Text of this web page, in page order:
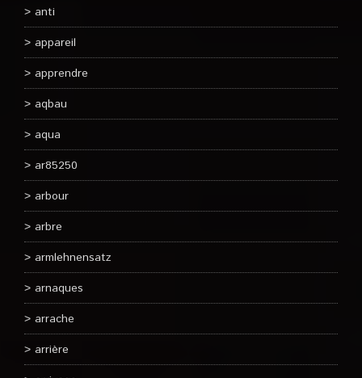
anti
appareil
apprendre
aqbau
aqua
ar85250
arbour
arbre
armlehnensatz
arnaques
arrache
arrière